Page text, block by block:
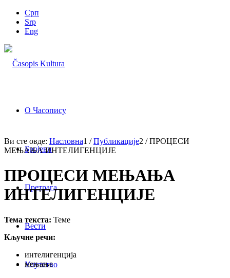
Срп
Srp
Eng
О Часопису
Бројеви
Претрага
Вести
Упутство
Ви сте овде: Насловна1 / Публикације2 / ПРОЦЕСИ
МЕЊАЊА ИНТЕЛИГЕНЦИЈЕ
ПРОЦЕСИ МЕЊАЊА
ИНТЕЛИГЕНЦИЈЕ
Тема текста: Теме
Кључне речи:
интелигенција
мењање